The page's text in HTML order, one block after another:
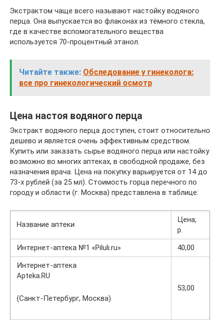
Экстрактом чаще всего называют настойку водяного
перца. Она выпускается во флаконах из тёмного стекла,
где в качестве вспомогательного вещества
используется 70-процентный этанол.
Читайте также: Обследование у гинеколога:
все про гинекологический осмотр
Цена настоя водяного перца
Экстракт водяного перца доступен, стоит относительно
дешево и является очень эффективным средством.
Купить или заказать сырье водяного перца или настойку
возможно во многих аптеках, в свободной продаже, без
назначения врача. Цена на покупку варьируется от 14 до
73-х рублей (за 25 мл). Стоимость горца перечного по
городу и области (г. Москва) представлена в таблице:
Название аптеки
Цена,
р.
Интернет-аптека №1 «Piluli.ru»
40,00
Интернет-аптека
Apteka.RU
(Санкт-Петербург, Москва)
53,00